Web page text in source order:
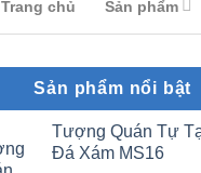
Trang chủ Sản phẩm
Sản phẩm nổi bật
Tượng Quán Tự
Đá Xám MS16